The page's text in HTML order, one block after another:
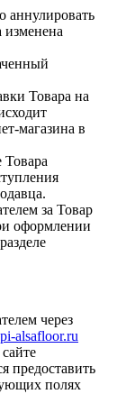
аннулировать
изменена
Товара на
магазина в
Товара
за Товар
оформлении
через
alsafloor.ru
предоставить
полях